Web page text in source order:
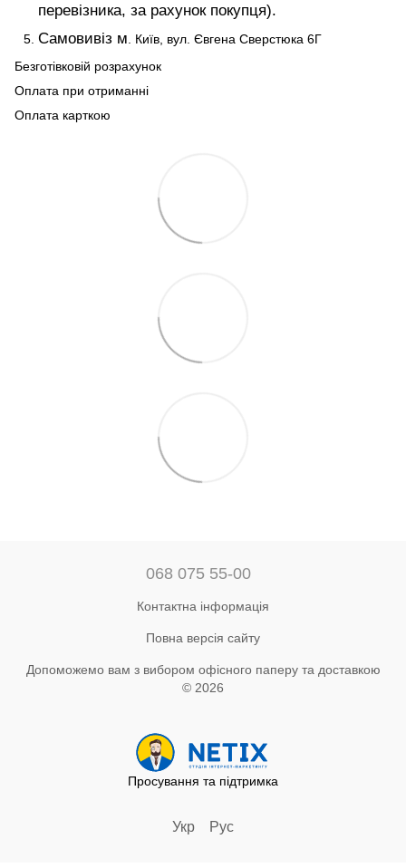
перевізника, за рахунок покупця).
Самовивіз м . Київ, вул. Євгена Сверстюка 6Г
Безготівковій розрахунок
Оплата при отриманні
Оплата карткою
068 075 55-00
Контактна інформація
Повна версія сайту
Допоможемо вам з вибором офісного паперу та доставкою
© 2026
Просування та підтримка
Укр Рус